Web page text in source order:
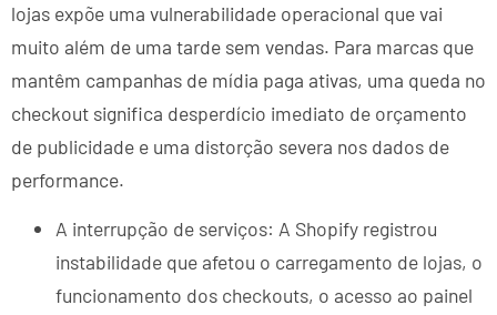
lojas expõe uma vulnerabilidade operacional que vai
muito além de uma tarde sem vendas. Para marcas que
mantêm campanhas de mídia paga ativas, uma queda no
checkout significa desperdício imediato de orçamento
de publicidade e uma distorção severa nos dados de
performance.
A interrupção de serviços: A Shopify registrou
instabilidade que afetou o carregamento de lojas, o
funcionamento dos checkouts, o acesso ao painel